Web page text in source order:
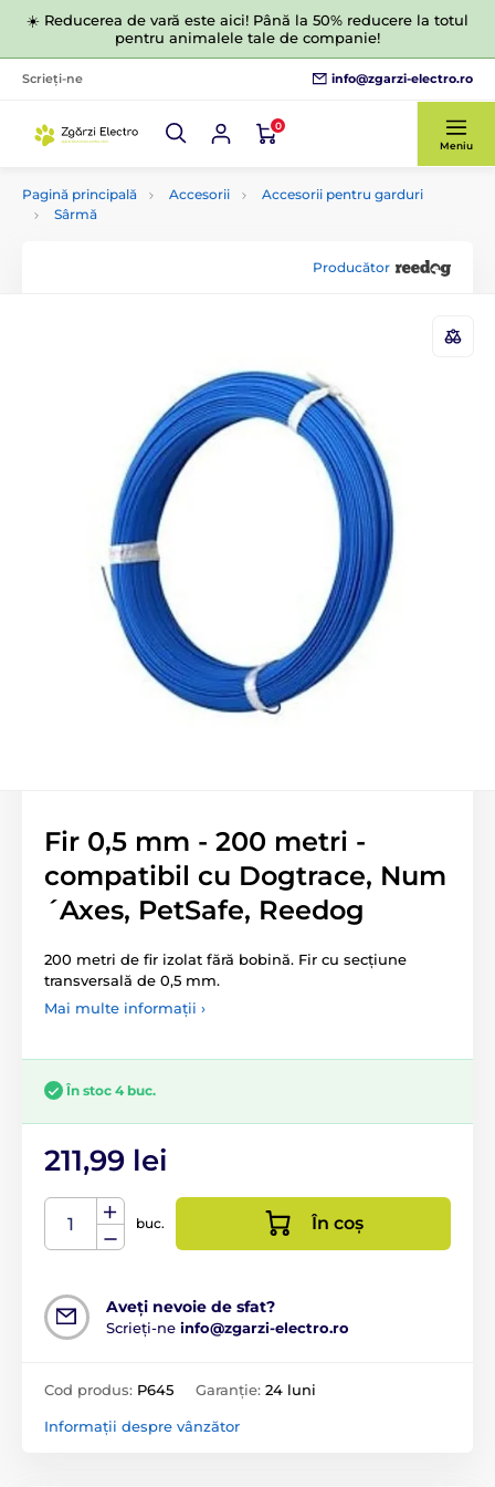
☀️ Reducerea de vară este aici! Până la 50% reducere la totul
pentru animalele tale de companie!
Scrieți-ne info@zgarzi-electro.ro
0
Meniu
Pagină principală Accesorii
Accesorii pentru garduri
Sârmă
Producător
Fir 0,5 mm - 200 metri -
compatibil cu Dogtrace, Num
´Axes, PetSafe, Reedog
200 metri de fir izolat fără bobină. Fir cu secțiune
transversală de 0,5 mm.
Mai multe informații ›
În stoc 4 buc.
211,99 lei
buc. În coș
Aveți nevoie de sfat?
Scrieți-ne info@zgarzi-electro.ro
Cod produs: P645 Garanție: 24 luni
Informații despre vânzător